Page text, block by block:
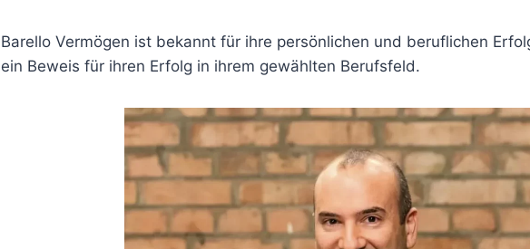
Barello Vermögen ist bekannt für ihre persönlichen und beruflichen
ein Beweis für ihren Erfolg in ihrem gewählten Berufsfeld.